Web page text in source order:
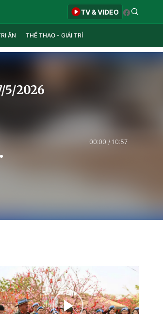
TV & VIDEO
ÂN THỂ THAO - GIẢI TRÍ
5/2026
00:00 10:57